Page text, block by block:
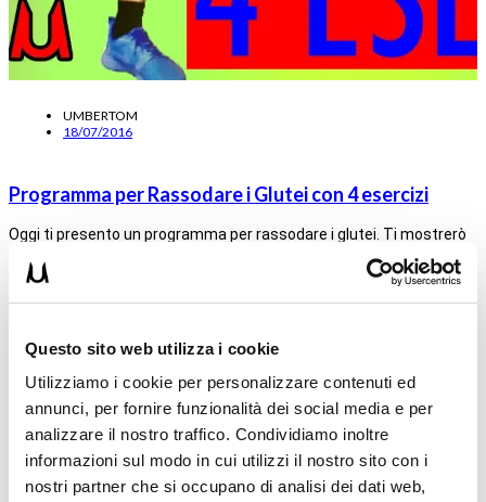
Questo sito web utilizza i cookie
Utilizziamo i cookie per personalizzare contenuti ed
annunci, per fornire funzionalità dei social media e per
analizzare il nostro traffico. Condividiamo inoltre
informazioni sul modo in cui utilizzi il nostro sito con i
nostri partner che si occupano di analisi dei dati web,
UMBERTOM
18/07/2016
Programma per Rassodare i Glutei con 4 esercizi
Oggi ti presento un programma per rassodare i glutei. Ti mostrerò
Leggi tutto